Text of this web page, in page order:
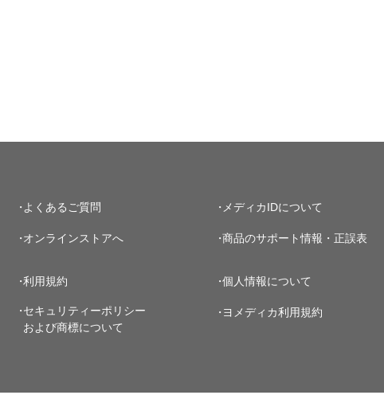
よくあるご質問 メディカIDについて
オンラインストアへ 商品のサポート情報・正誤表
利用規約 個人情報について
セキュリティーポリシー
および商標について
ヨメディカ利用規約